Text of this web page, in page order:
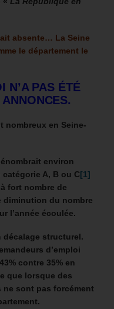
absente… La Seine
le département le
N’A PAS ÉTÉ
nombreux en Seine-
environ
catégorie A, B ou C[1]
fort nombre de
diminution du nombre
l’année écoulée.
décalage structurel.
d’emploi
contre 35% en
que lorsque des
sont pas forcément